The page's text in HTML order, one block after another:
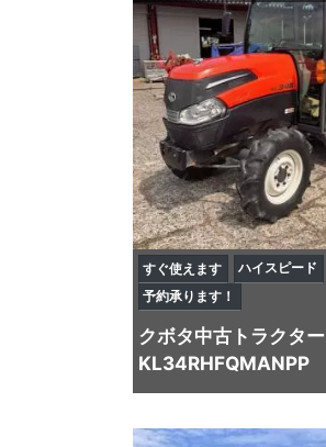
すぐ使えます
ハイスピード
予約承ります！
クボタ中古トラクター
KL34RHFQMANPP